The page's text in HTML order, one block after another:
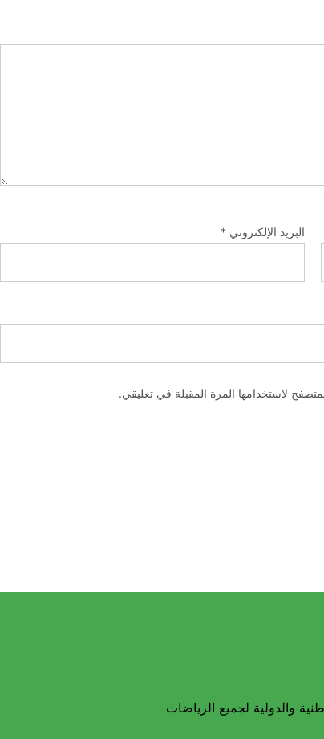
البريد الإلكتروني *
لاستخدامها المرة المقبلة في تعليقي.
والدولية لجميع الرياضات